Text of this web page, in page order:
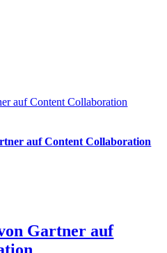
auf Content Collaboration
auf Content Collaboration
Gartner auf